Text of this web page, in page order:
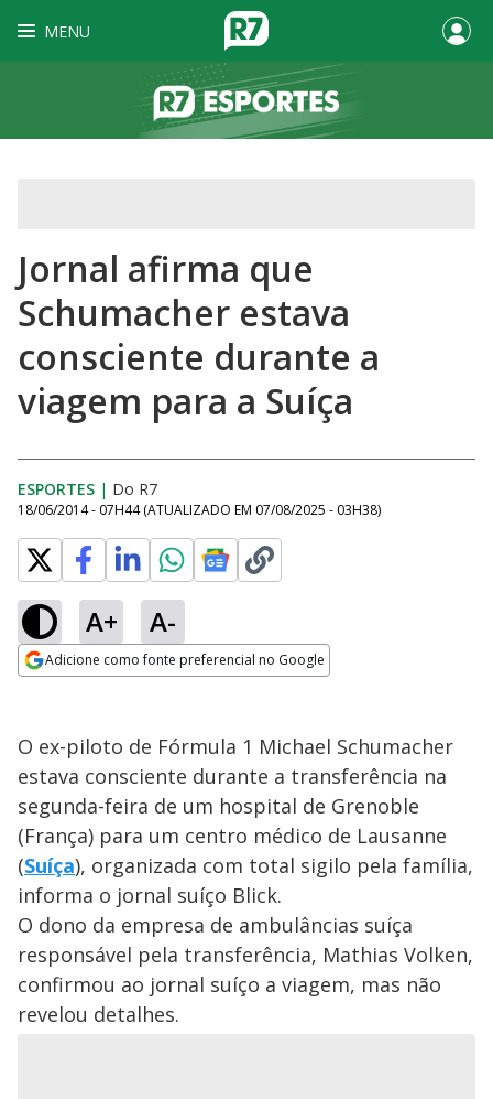
MENU
Jornal afirma que
Schumacher estava
consciente durante a
viagem para a Suíça
ESPORTES | Do R7
18/06/2014 - 07H44 (ATUALIZADO EM 07/08/2025 - 03H38)
A+ A-
Adicione como fonte preferencial no Google
O ex-piloto de Fórmula 1 Michael Schumacher
estava consciente durante a transferência na
segunda-feira de um hospital de Grenoble
(França) para um centro médico de Lausanne
(Suíça), organizada com total sigilo pela família,
informa o jornal suíço Blick.
O dono da empresa de ambulâncias suíça
responsável pela transferência, Mathias Volken,
confirmou ao jornal suíço a viagem, mas não
revelou detalhes.